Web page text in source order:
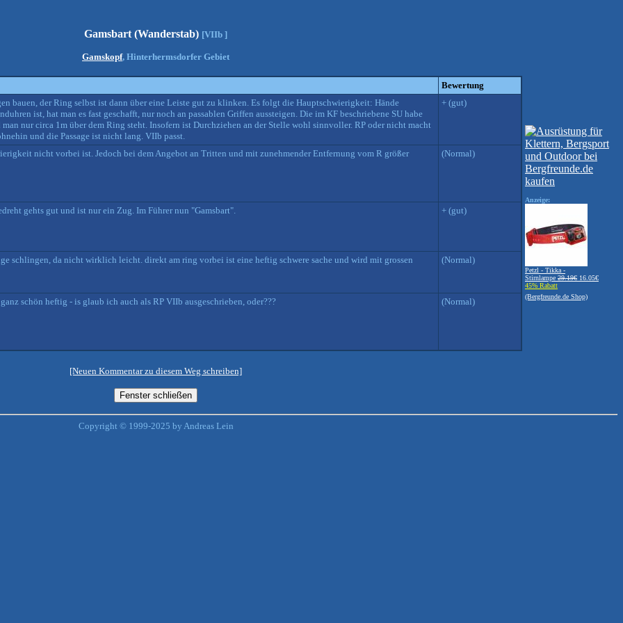
Gamsbart (Wanderstab) [VIIb ]
Gamskopf, Hinterhermsdorfer Gebiet
Bewertung
bauen, der Ring selbst ist dann über eine Leiste gut zu klinken. Es folgt die Hauptschwierigkeit: Hände
ist, hat man es fast geschafft, nur noch an passablen Griffen aussteigen. Die im KF beschriebene SU habe
man nur circa 1m über dem Ring steht. Insofern ist Durchziehen an der Stelle wohl sinnvoller. RP oder nicht macht
und die Passage ist nicht lang. VIIb passt.
+ (gut)
nicht vorbei ist. Jedoch bei dem Angebot an Tritten und mit zunehmender Entfernung vom R größer
(Normal)
gehts gut und ist nur ein Zug. Im Führer nun "Gamsbart". + (gut)
schlingen, da nicht wirklich leicht. direkt am ring vorbei ist eine heftig schwere sache und wird mit grossen
(Normal)
schön heftig - is glaub ich auch als RP VIIb ausgeschrieben, oder??? (Normal)
Anzeige:
Petzl - Tikka -
Stirnlampe 29.19€ 16.05€
45% Rabatt
(Bergfreunde.de Shop)
[Neuen Kommentar zu diesem Weg schreiben]
Copyright © 1999-2025 by Andreas Lein